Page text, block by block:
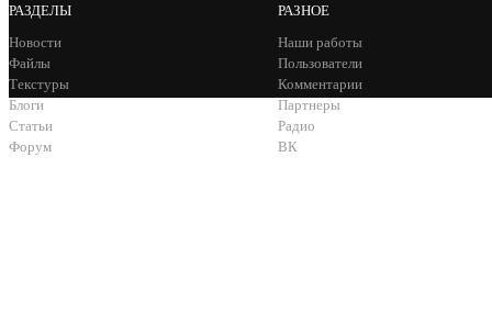
РАЗДЕЛЫ
Новости
Файлы
Текстуры
Блоги
Статьи
Форум
РАЗНОЕ
Наши работы
Пользователи
Комментарии
Партнеры
Радио
ВК